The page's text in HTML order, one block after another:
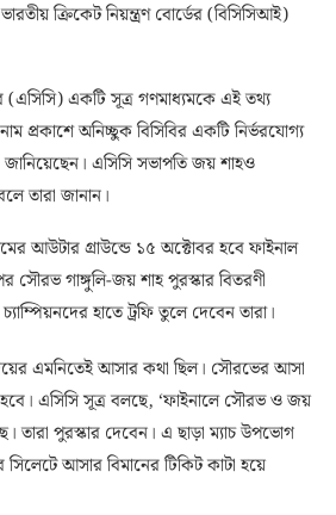
ক্রিকেট নিয়ন্ত্রণ বোর্ডের (বিসিসিআই)
(এসিসি) একটি সূত্র গণমাধ্যমকে এই তথ্য
প্রকাশে অনিচ্ছুক বিসিবির একটি নির্ভরযোগ্য
এসিসি সভাপতি জয় শাহও
তারা জানান।
আউটার গ্রাউন্ডে ১৫ অক্টোবর হবে ফাইনাল
সৌরভ গাঙ্গুলি-জয় শাহ পুরস্কার বিতরণী
হাতে ট্রফি তুলে দেবেন তারা।
এমনিতেই আসার কথা ছিল। সৌরভের আসা
হবে। এসিসি সূত্র বলছে, ‘ফাইনালে সৌরভ ও জয়
পুরস্কার দেবেন। এ ছাড়া ম্যাচ উপভোগ
আসার বিমানের টিকিট কাটা হয়ে